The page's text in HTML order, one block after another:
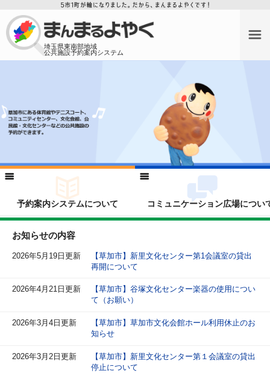
埼玉県東南部地域
公共施設予約案内システム
予約案内システムについて コミュニケーション広場につい
お知らせの内容
2026年5月19日更新
【草加市】新里文化センター第1会議室の貸出
再開について
2026年4月21日更新
【草加市】谷塚文化センター楽器の使用につい
て（お願い）
2026年3月4日更新
【草加市】草加市文化会館ホール利用休止のお
知らせ
2026年3月2日更新
【草加市】新里文化センター第１会議室の貸出
停止について